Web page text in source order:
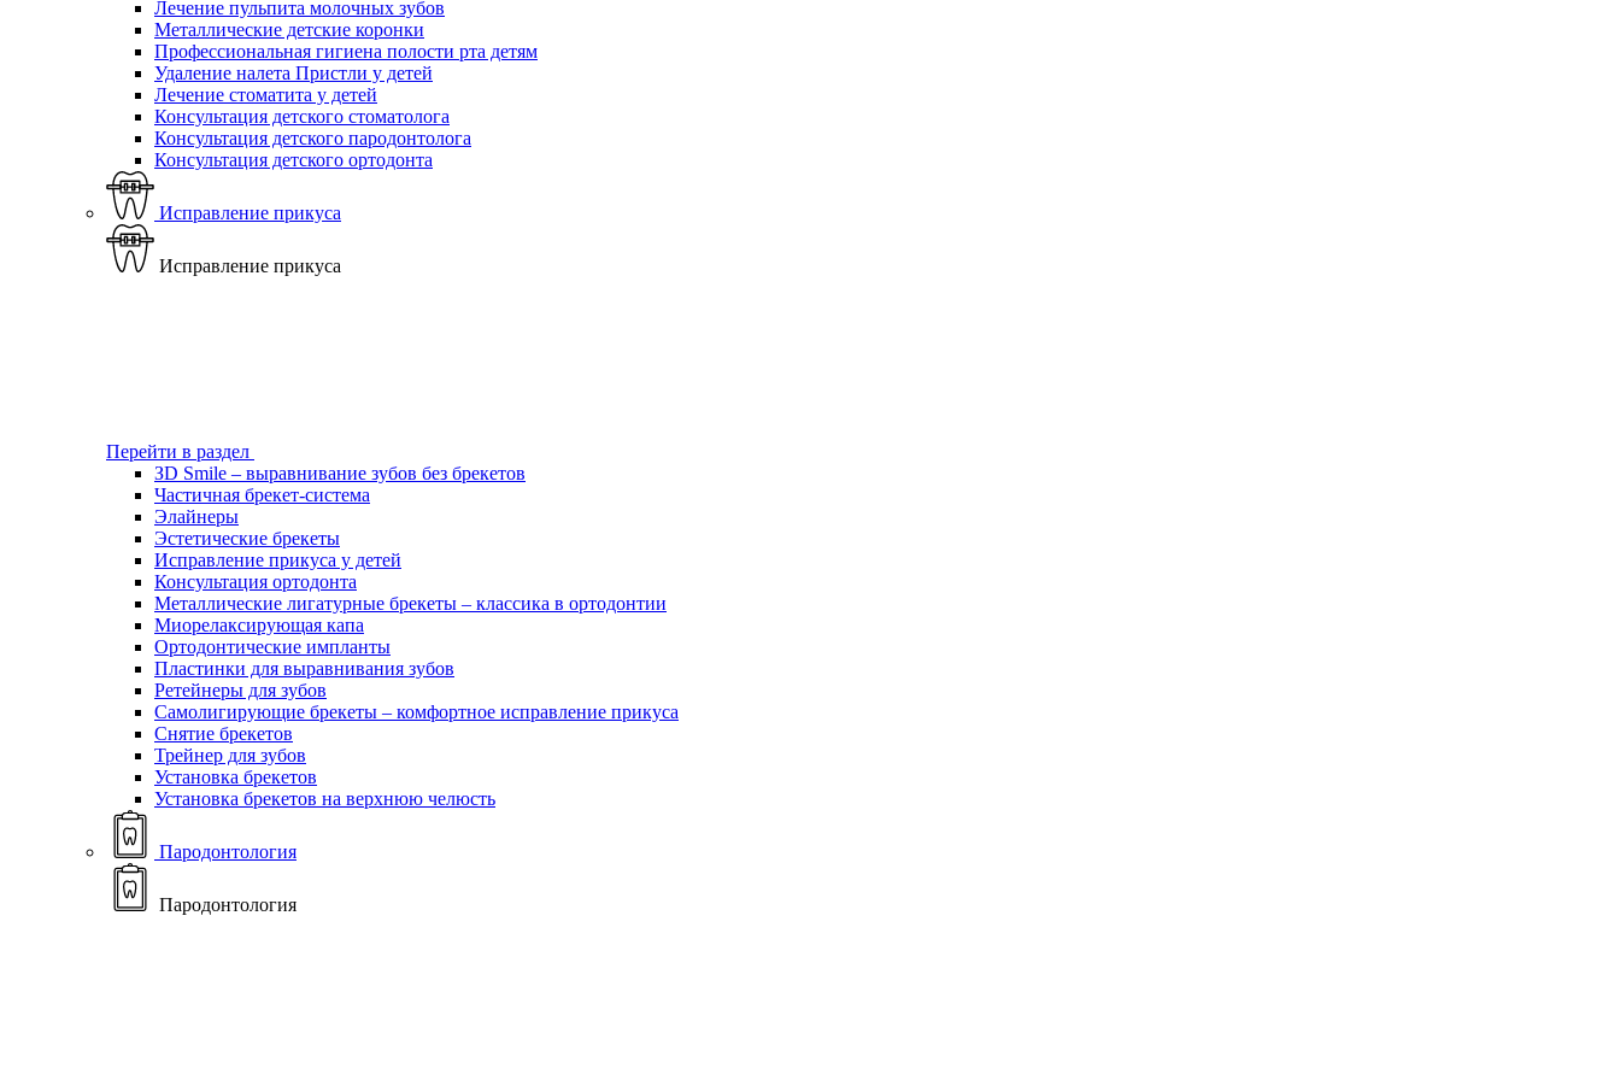
Лечение пульпита молочных зубов
Металлические детские коронки
Профессиональная гигиена полости рта детям
Удаление налета Пристли у детей
Лечение стоматита у детей
Консультация детского стоматолога
Консультация детского пародонтолога
Консультация детского ортодонта
Исправление прикуса
Исправление прикуса
Перейти в раздел
ЗD Smile – выравнивание зубов без брекетов
Частичная брекет-система
Элайнеры
Эстетические брекеты
Исправление прикуса у детей
Консультация ортодонта
Металлические лигатурные брекеты – классика в ортодонтии
Миорелаксирующая капа
Ортодонтические импланты
Пластинки для выравнивания зубов
Ретейнеры для зубов
Самолигирующие брекеты – комфортное исправление прикуса
Снятие брекетов
Трейнер для зубов
Установка брекетов
Установка брекетов на верхнюю челюсть
Пародонтология
Пародонтология